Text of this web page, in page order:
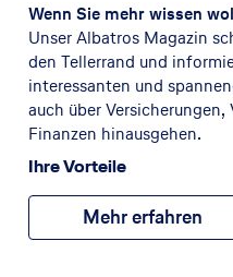
Wenn Sie mehr wissen
Unser Albatros Magazin
den Tellerrand und
interessanten und
auch über Versicherungen,
Finanzen hinausgehen.
Ihre Vorteile
Mehr erfahren